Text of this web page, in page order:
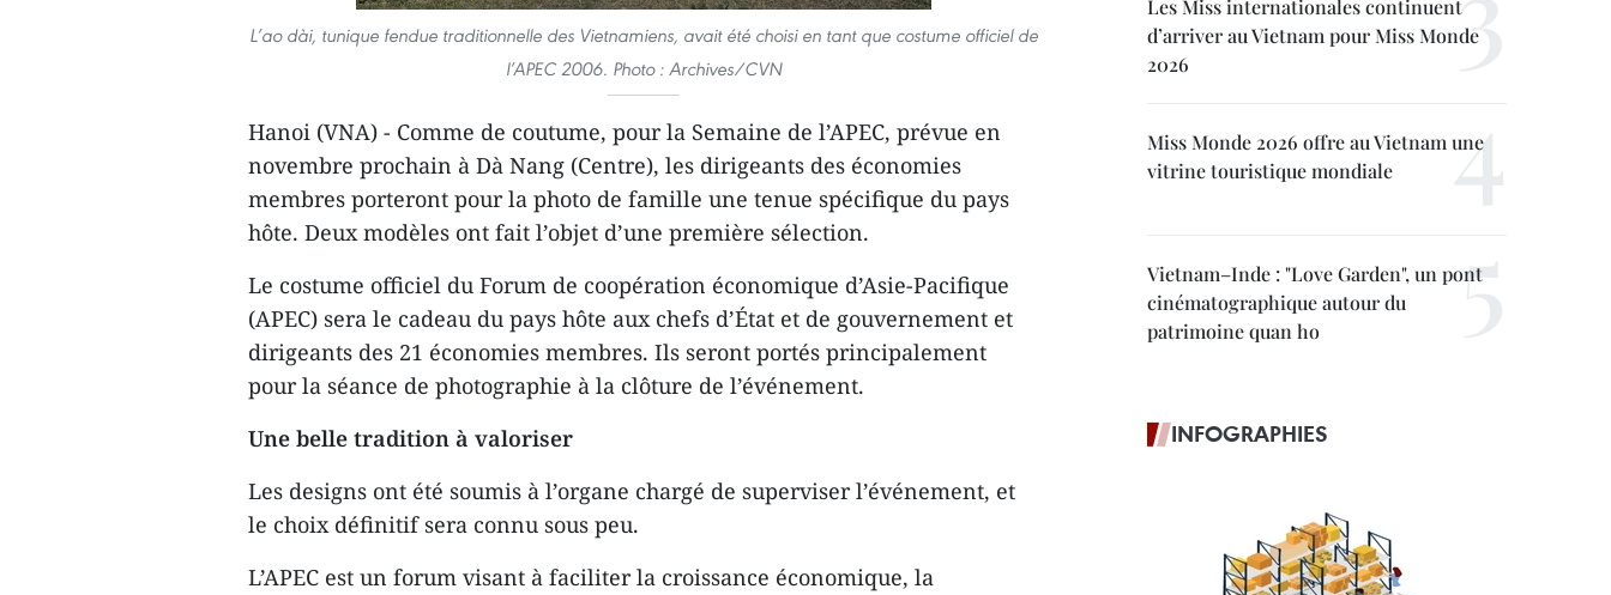
L’ao dài, tunique fendue traditionnelle des Vietnamiens, avait été choisi en tant que costume officiel de
l’APEC 2006. Photo : Archives/CVN
Hanoi (VNA) - Comme de coutume, pour la Semaine de l’APEC, prévue en
novembre prochain à Dà Nang (Centre), les dirigeants des économies
membres porteront pour la photo de famille une tenue spécifique du pays
hôte. Deux modèles ont fait l’objet d’une première sélection.
Le costume officiel du Forum de coopération économique d’Asie-Pacifique
(APEC) sera le cadeau du pays hôte aux chefs d’État et de gouvernement et
dirigeants des 21 économies membres. Ils seront portés principalement
pour la séance de photographie à la clôture de l’événement.
Une belle tradition à valoriser
Les designs ont été soumis à l’organe chargé de superviser l’événement, et
le choix définitif sera connu sous peu.
L’APEC est un forum visant à faciliter la croissance économique, la
Les Miss internationales continuent
d’arriver au Vietnam pour Miss Monde
2026
Miss Monde 2026 offre au Vietnam une
vitrine touristique mondiale
Vietnam–Inde : "Love Garden", un pont
cinématographique autour du
patrimoine quan ho
INFOGRAPHIES